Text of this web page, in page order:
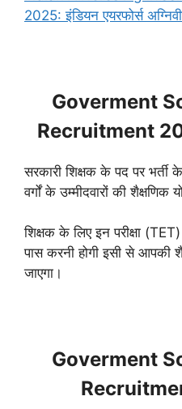
2025: इंडियन एयरफोर्स
Goverment
Recruitment
सरकारी शिक्षक के पद पर
वर्गों के उम्मीदवारों की शैक्षणिक
शिक्षक के लिए इन परीक्षा
पास करनी होगी इसी से आपकी
जाएगा।
Goverment